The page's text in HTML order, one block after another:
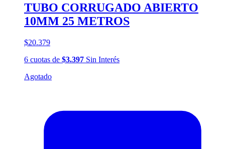
TUBO CORRUGADO ABIERTO
10MM 25 METROS
$20.379
6 cuotas de $3.397 Sin Interés
Agotado